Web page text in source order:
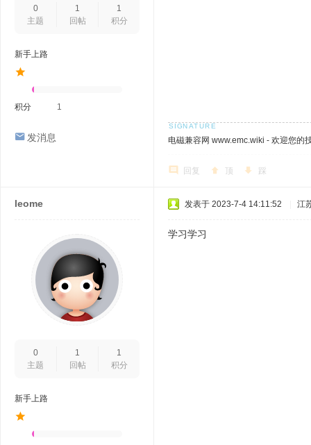
0
主题
1
回帖
1
积分
新手上路
积分 1
发消息 电磁兼容网 www.emc.wiki - 欢迎您的
回复 顶 踩
leome
0
主题
1
回帖
1
积分
新手上路
发表于 2023-7-4 14:11:52 江
学习学习